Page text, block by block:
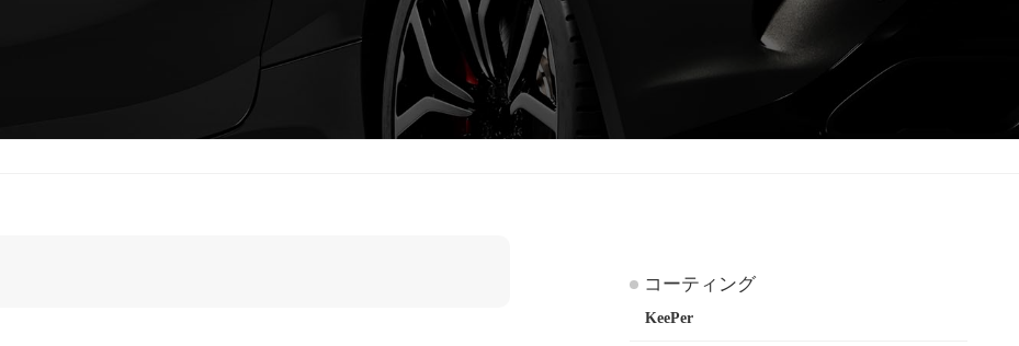
コーティング
KeePer